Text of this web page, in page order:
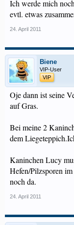
Ich werde mich
evtl. etwas
24. April 2011
Biene
VIP-User
VIP
Oje dann ist seine
auf Gras.
Bei meine 2
dem
Kaninchen Lucy
Hefen/Pilzsporen
noch da.
24. April 2011